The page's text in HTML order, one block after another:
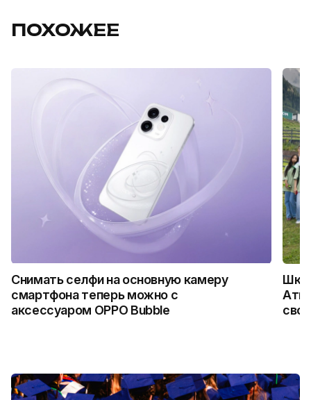
ПОХОЖЕЕ
Снимать селфи на основную камеру
смартфона теперь можно с
аксессуаром OPPO Bubble